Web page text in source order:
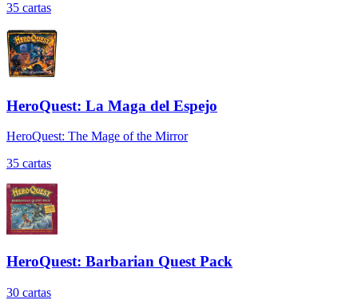
35 cartas
HeroQuest: La Maga del Espejo
HeroQuest: The Mage of the Mirror
35 cartas
HeroQuest: Barbarian Quest Pack
30 cartas